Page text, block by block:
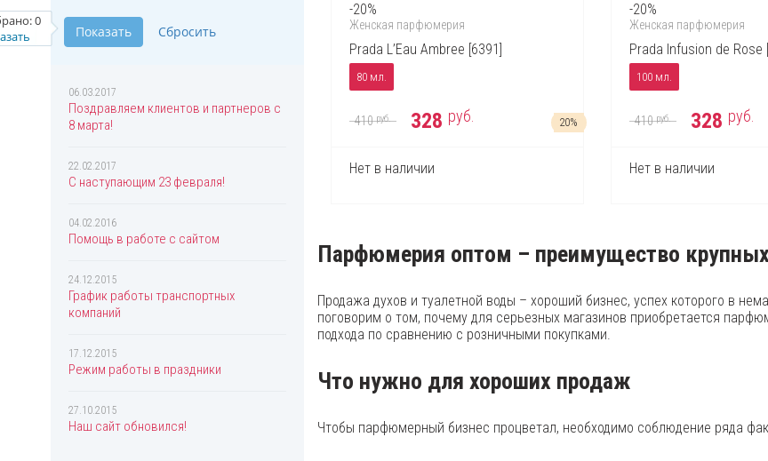
Christian Dior
Christina Aguilera
Clinique
Creed
Diesel
Donna Karan
DSQUARED2
Eisenberg
Elie Saab
Elizabeth Arden
Enrique Iglesias
0
06.03.2017
Поздравляем клиентов и партнеров с
8 марта!
22.02.2017
С наступающим 23 февраля!
04.02.2016
Помощь в работе с сайтом
24.12.2015
График работы транспортных
компаний
17.12.2015
Режим работы в праздники
27.10.2015
Наш сайт обновился!
-20%
Женская парфюмерия
Prada L’Eau Ambree [6391]
80 мл.
20%
410руб. 328 руб.
Нет в наличии
-20%
Женская парфюмерия
Prada Infusion de Rose
100 мл.
410руб. 328 руб.
Нет в наличии
Парфюмерия оптом – преимущество
Продажа духов и туалетной воды – хороший бизнес, успех которого в
поговорим о том, почему для серьезных магазинов приобретается
подхода по сравнению с розничными покупками.
Что нужно для хороших продаж
Чтобы парфюмерный бизнес процветал, необходимо соблюдение ряда